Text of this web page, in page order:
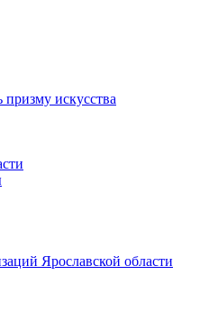
призму искусства
Ярославской области